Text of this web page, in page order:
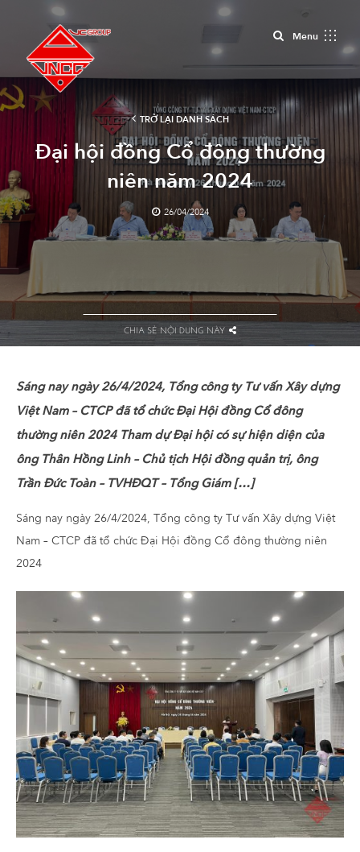
MenuClose
TRỞ LẠI DANH SÁCH
Đại hội đồng Cổ đông thường
niên năm 2024
26/04/2024
CHIA SẺ NỘI DUNG NÀY
Sáng nay ngày 26/4/2024, Tổng công ty Tư vấn Xây dựng
Việt Nam – CTCP đã tổ chức Đại Hội đồng Cổ đông
thường niên 2024 Tham dự Đại hội có sự hiện diện của
ông Thân Hồng Linh – Chủ tịch Hội đồng quản trị, ông
Trần Đức Toàn – TVHĐQT – Tổng Giám […]
Sáng nay ngày 26/4/2024, Tổng công ty Tư vấn Xây dựng Việt
Nam – CTCP đã tổ chức Đại Hội đồng Cổ đông thường niên
2024